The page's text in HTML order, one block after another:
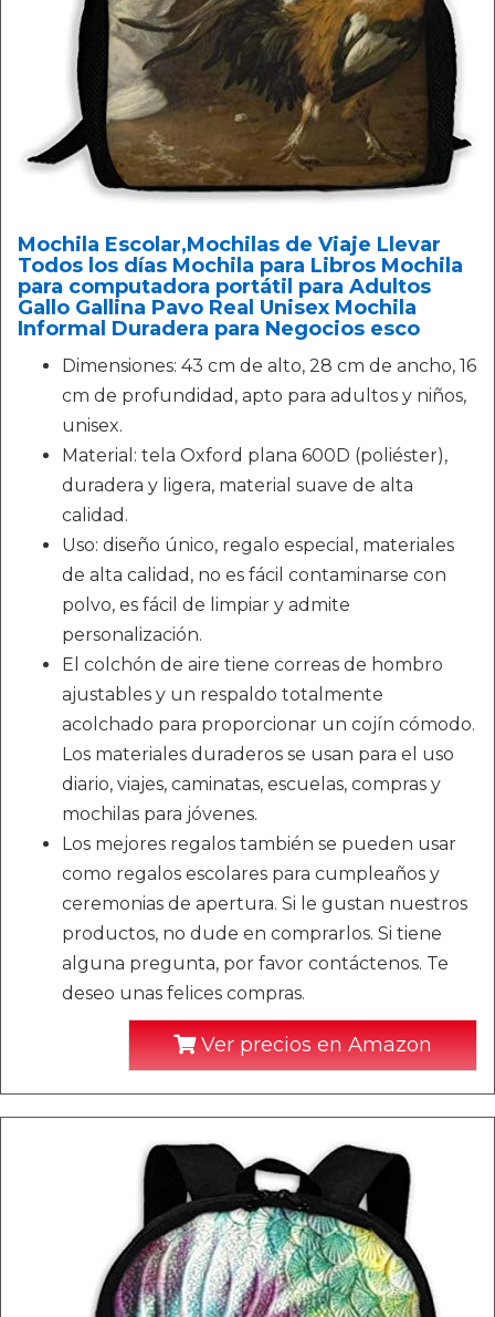
Mochila Escolar,Mochilas de Viaje Llevar
Todos los días Mochila para Libros Mochila
para computadora portátil para Adultos
Gallo Gallina Pavo Real Unisex Mochila
Informal Duradera para Negocios esco
Dimensiones: 43 cm de alto, 28 cm de ancho, 16
cm de profundidad, apto para adultos y niños,
unisex.
Material: tela Oxford plana 600D (poliéster),
duradera y ligera, material suave de alta
calidad.
Uso: diseño único, regalo especial, materiales
de alta calidad, no es fácil contaminarse con
polvo, es fácil de limpiar y admite
personalización.
El colchón de aire tiene correas de hombro
ajustables y un respaldo totalmente
acolchado para proporcionar un cojín cómodo.
Los materiales duraderos se usan para el uso
diario, viajes, caminatas, escuelas, compras y
mochilas para jóvenes.
Los mejores regalos también se pueden usar
como regalos escolares para cumpleaños y
ceremonias de apertura. Si le gustan nuestros
productos, no dude en comprarlos. Si tiene
alguna pregunta, por favor contáctenos. Te
deseo unas felices compras.
Ver precios en Amazon